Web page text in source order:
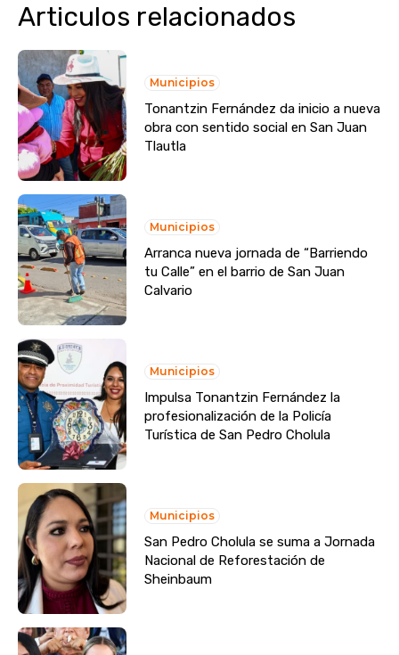
Articulos relacionados
Municipios
Tonantzin Fernández da inicio a nueva
obra con sentido social en San Juan
Tlautla
Municipios
Arranca nueva jornada de “Barriendo
tu Calle” en el barrio de San Juan
Calvario
Municipios
Impulsa Tonantzin Fernández la
profesionalización de la Policía
Turística de San Pedro Cholula
Municipios
San Pedro Cholula se suma a Jornada
Nacional de Reforestación de
Sheinbaum